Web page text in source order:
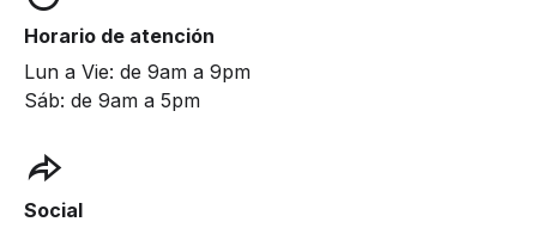
Horario de atención
Lun a Vie: de 9am a 9pm
Sáb: de 9am a 5pm
Social